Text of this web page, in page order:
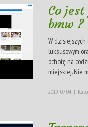
Co
bmw ?
W dzisiejszych
luksusowym
ochotę na
miejskiej. Nie
2019-07-04 |